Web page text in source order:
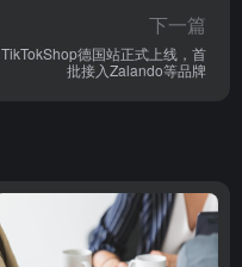
下一篇
TikTokShop德国站正式上线，首
批接入Zalando等品牌